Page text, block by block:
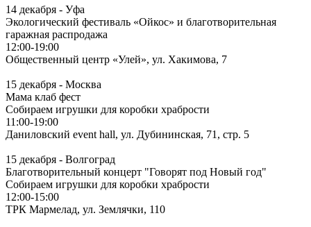
14 декабря - Уфа
Экологический фестиваль «Ойкос» и благотворительная
гаражная распродажа
12:00-19:00
Общественный центр «Улей», ул. Хакимова, 7
15 декабря - Москва
Мама клаб фест
Собираем игрушки для коробки храбрости
11:00-19:00
Даниловский event hall, ул. Дубининская, 71, стр. 5
15 декабря - Волгоград
Благотворительный концерт "Говорят под Новый год"
Собираем игрушки для коробки храбрости
12:00-15:00
ТРК Мармелад, ул. Землячки, 110